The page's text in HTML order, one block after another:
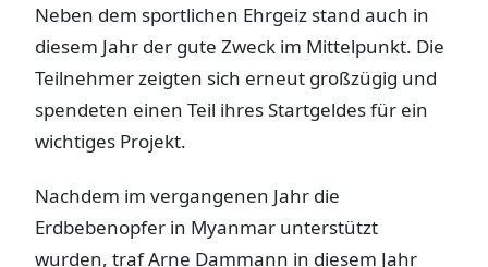
Neben dem sportlichen Ehrgeiz stand auch in
diesem Jahr der gute Zweck im Mittelpunkt. Die
Teilnehmer zeigten sich erneut großzügig und
spendeten einen Teil ihres Startgeldes für ein
wichtiges Projekt.
Nachdem im vergangenen Jahr die
Erdbebenopfer in Myanmar unterstützt
wurden, traf Arne Dammann in diesem Jahr